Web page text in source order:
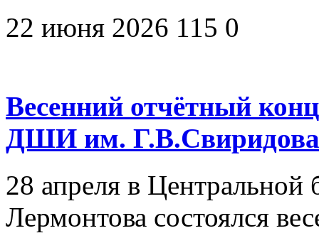
22 июня 2026 115 0
Весенний отчётный
ДШИ им. Г.В.Свиридова
28 апреля в
Лермонтова состоялся